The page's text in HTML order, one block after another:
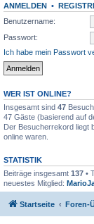
ANMELDEN •
Benutzername:
Passwort:
Ich habe mein Passwort
WER IST ONLINE?
Insgesamt sind 47
47 Gäste (basierend auf
Der Besucherrekord liegt
online waren.
STATISTIK
Beiträge insgesamt 137 •
neuestes Mitglied:
Startseite Foren-